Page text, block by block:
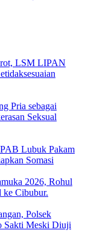
LSM LIPAN
Pria sebagai
Seksual
Lubuk Pakam
Somasi
2026, Rohul
ke Cibubur.
Polsek
Sakti Meski Diuji